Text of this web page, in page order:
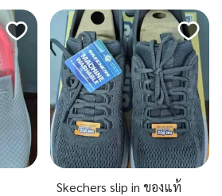
Skechers slip in ของแท้